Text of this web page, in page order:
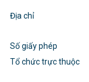
Địa chỉ
Số giấy phép
Tổ chức trực thuộc